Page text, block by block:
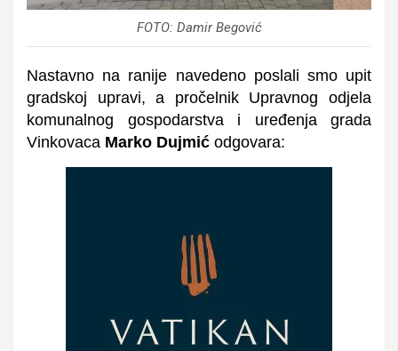
FOTO: Damir Begović
Nastavno na ranije navedeno poslali smo upit
gradskoj upravi, a pročelnik Upravnog odjela
komunalnog gospodarstva i uređenja grada
Vinkovaca Marko Dujmić odgovara: